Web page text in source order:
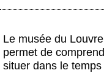
Le musée du
permet de
situer dans le